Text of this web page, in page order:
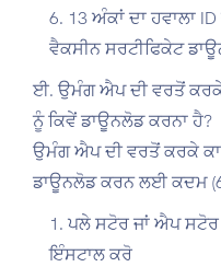
13 ਅੰਕਾਂ ਦਾ ਹਵਾਲਾ
ਵੈਕਸੀਨ ਸਰਟੀਫਿਕੇਟ
ਈ. ਉਮੰਗ ਐਪ ਦੀ ਵਰਤੋਂ ਕਰਕੇ
ਨੂੰ ਕਿਵੇਂ ਡਾਊਨਲੋਡ ਕਰਨਾ ਹੈ?
ਉਮੰਗ ਐਪ ਦੀ ਵਰਤੋਂ ਕਰਕੇ
ਡਾਊਨਲੋਡ ਕਰਨ ਲਈ ਕਦਮ
ਪਲੇ ਸਟੋਰ ਜਾਂ ਐਪ
ਇੰਸਟਾਲ ਕਰੋ